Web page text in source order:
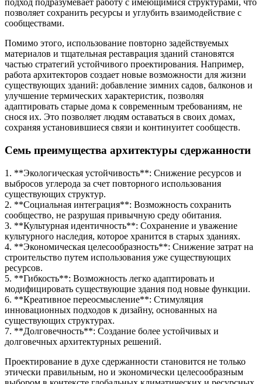
подход подразумевает работу с имеющимися структурами, что
позволяет сохранить ресурсы и углубить взаимодействие с
сообществами.
Помимо этого, использование повторно задействуемых
материалов и тщательная реставрация зданий становятся
частью стратегий устойчивого проектирования. Например,
работа архитекторов создает новые возможности для жизни
существующих зданий: добавление зимних садов, балконов и
улучшение термических характеристик, позволяя
адаптировать старые дома к современным требованиям, не
снося их. Это позволяет людям оставаться в своих домах,
сохраняя установившиеся связи и континуитет сообществ.
Семь преимущества архитектуры сдержанности
1. **Экологическая устойчивость**: Снижение ресурсов и
выбросов углерода за счет повторного использования
существующих структур.
2. **Социальная интеграция**: Возможность сохранить
сообщество, не разрушая привычную среду обитания.
3. **Культурная идентичность**: Сохранение и уважение
культурного наследия, которое хранится в старых зданиях.
4. **Экономическая целесообразность**: Снижение затрат на
строительство путем использования уже существующих
ресурсов.
5. **Гибкость**: Возможность легко адаптировать и
модифицировать существующие здания под новые функции.
6. **Креативное переосмысление**: Стимуляция
инновационных подходов к дизайну, основанных на
существующих структурах.
7. **Долговечность**: Создание более устойчивых и
долговечных архитектурных решений.
Проектирование в духе сдержанности становится не только
этически правильным, но и экономически целесообразным